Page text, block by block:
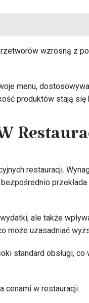
wzrosną z
menu,
produktów stają
restauracji.
przekłada
ale także
może uzasadniać
standard obsługi, co
cenami w restauracji: